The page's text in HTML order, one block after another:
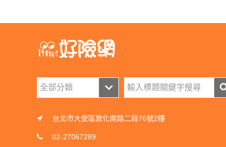
台北市大安區敦化南路二段76號2樓
02-27067289